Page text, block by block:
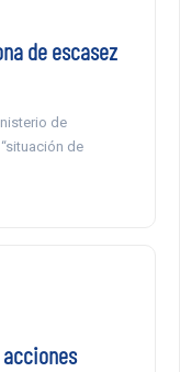
de escasez
de
de